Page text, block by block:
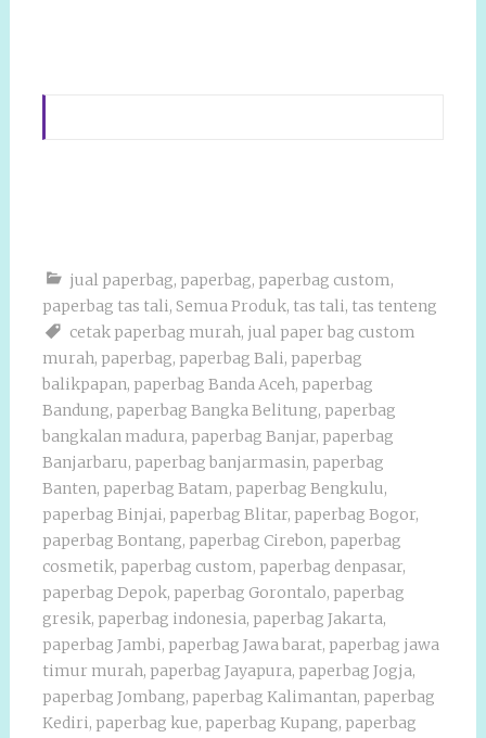
jual paperbag, paperbag, paperbag custom,
paperbag tas tali, Semua Produk, tas tali, tas tenteng
cetak paperbag murah, jual paper bag custom
murah, paperbag, paperbag Bali, paperbag
balikpapan, paperbag Banda Aceh, paperbag
Bandung, paperbag Bangka Belitung, paperbag
bangkalan madura, paperbag Banjar, paperbag
Banjarbaru, paperbag banjarmasin, paperbag
Banten, paperbag Batam, paperbag Bengkulu,
paperbag Binjai, paperbag Blitar, paperbag Bogor,
paperbag Bontang, paperbag Cirebon, paperbag
cosmetik, paperbag custom, paperbag denpasar,
paperbag Depok, paperbag Gorontalo, paperbag
gresik, paperbag indonesia, paperbag Jakarta,
paperbag Jambi, paperbag Jawa barat, paperbag jawa
timur murah, paperbag Jayapura, paperbag Jogja,
paperbag Jombang, paperbag Kalimantan, paperbag
Kediri, paperbag kue, paperbag Kupang, paperbag